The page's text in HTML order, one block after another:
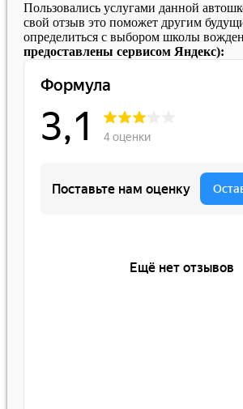
Пользовались услугами данной
свой отзыв это поможет другим
определиться с выбором школы
предоставлены сервисом Яндекс):